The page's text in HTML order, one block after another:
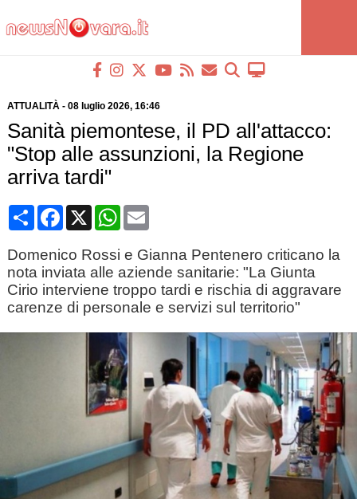
ATTUALITÀ- 08 luglio 2026, 16:46
Sanità piemontese, il PD all'attacco:
"Stop alle assunzioni, la Regione
arriva tardi"
CondividiFacebook
X WhatsApp
Email
Domenico Rossi e Gianna Pentenero criticano la
nota inviata alle aziende sanitarie: "La Giunta
Cirio interviene troppo tardi e rischia di aggravare
carenze di personale e servizi sul territorio"